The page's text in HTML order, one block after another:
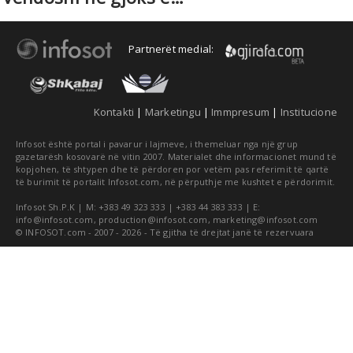
Partnerët medial:
Kontakti | Marketingu | Immpresum | Institucione
Infosot është portal i pavarur i lajmeve, i themeluar nga një grup
gazetarësh kosovarë në vitin 2007. Materialet dhe informacionet mund të
kopjohen, të shtypen dhe të përdoren por vetëm pas referimit të qartë
të burimit të portalit Infosot.com, në përputhje me kushtet e përdorimit.
Infosot Sh.P.K | M: +383 49 323 333 | +383 44 383 333 | E:
info@infosot.com , production@infosot.com , marketing@infosot.com
© INFOSOT.com - 2007 - 2026 - Të gjitha të drejtat janë të rezervuara